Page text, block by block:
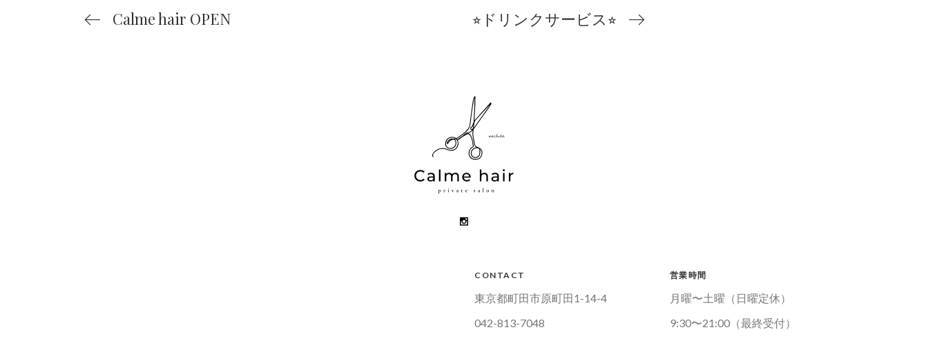
Calme hair OPEN ⭐︎ドリンクサービス⭐︎
CONTACT
東京都町田市原町田1-14-4
042-813-7048
営業時間
月曜〜土曜（日曜定休）
9:30〜21:00（最終受付）